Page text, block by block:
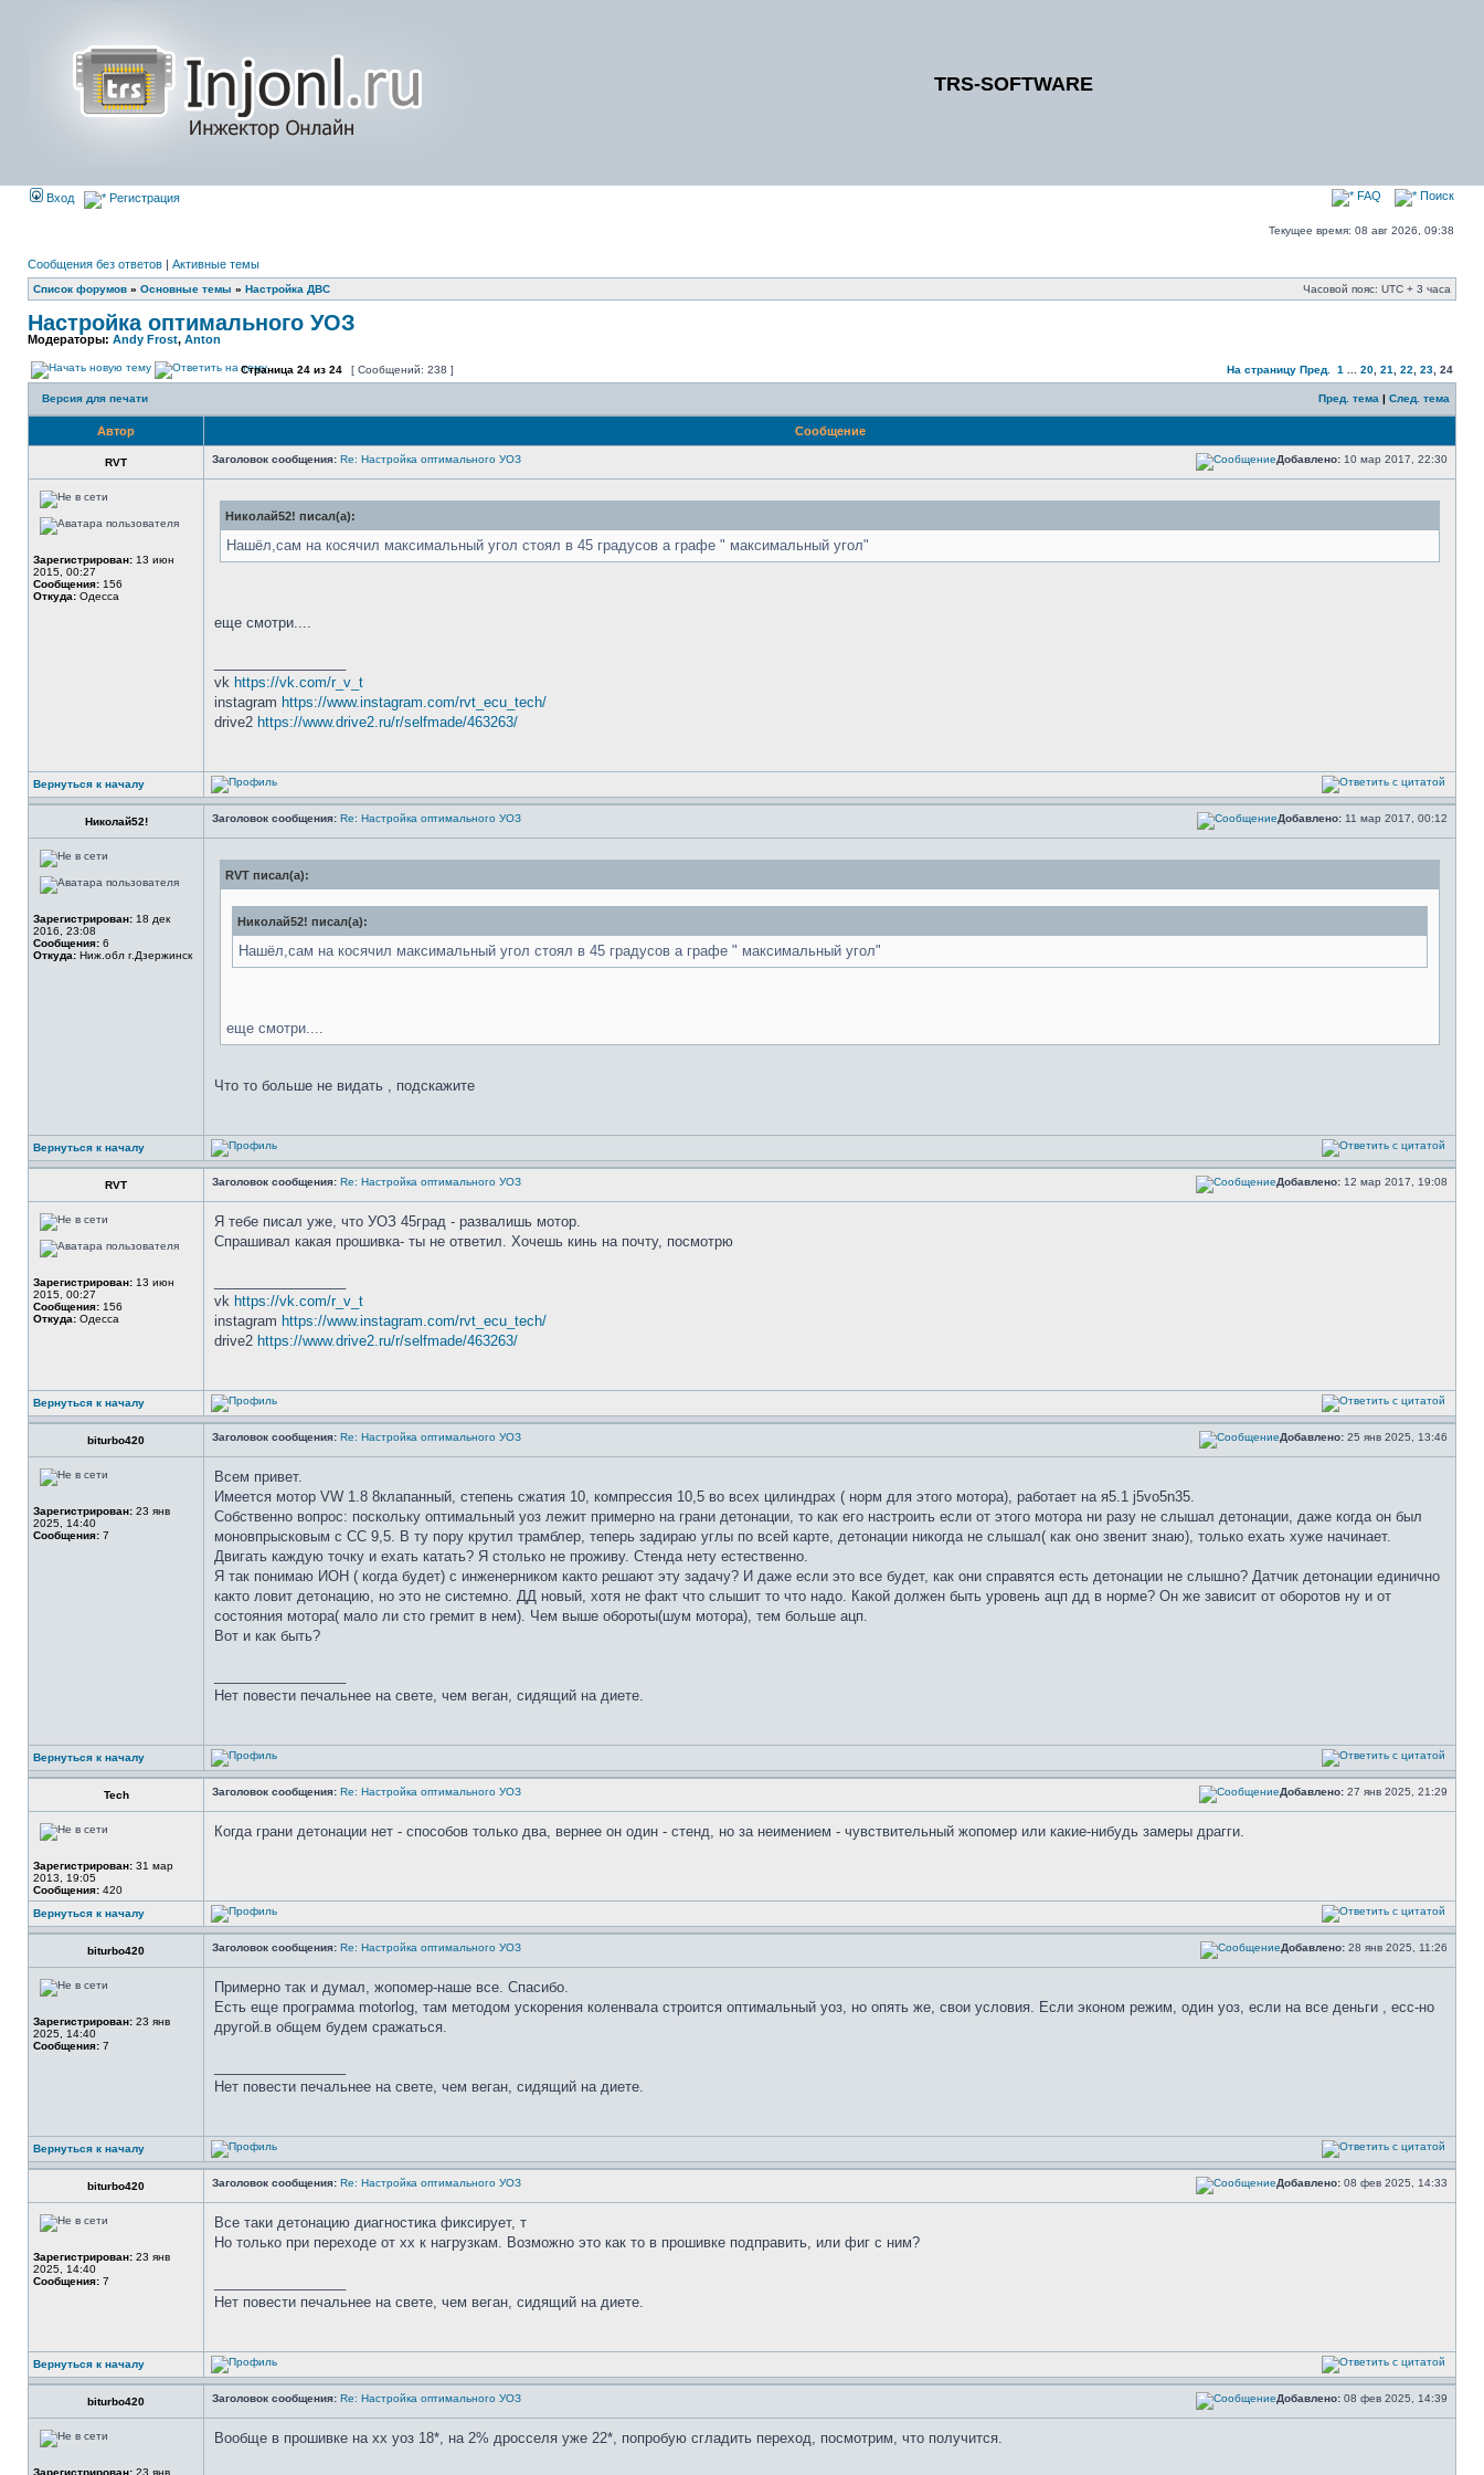
TRS-SOFTWARE
Вход Регистрация FAQ Поиск
Текущее время: 08 авг 2026, 09:38
Сообщения без ответов | Активные темы
Список форумов » Основные темы » Настройка ДВС Часовой пояс: UTC + 3 часа
Настройка оптимального УОЗ
Модераторы: Andy Frost, Anton
Страница 24 из 24 [ Сообщений: 238 ] На страницу Пред. 1 20 21 22 23 24
Версия для печати Пред. тема | След. тема
Автор Сообщение
RVT Заголовок сообщения: Re: Настройка оптимального УОЗ Добавлено: 10 мар 2017, 22:30
Зарегистрирован: 13 июн
2015, 00:27
Сообщения: 156
Откуда: Одесса
Николай52! писал(а):
Нашёл,сам на косячил максимальный угол стоял в 45 градусов а графе " максимальный угол"
еще смотри....
vk https://vk.com/r_v_t
instagram https://www.instagram.com/rvt_ecu_tech/
drive2 https://www.drive2.ru/r/selfmade/463263/
Вернуться к началу
Николай52! Заголовок сообщения: Re: Настройка оптимального УОЗ Добавлено: 11 мар 2017, 00:12
Зарегистрирован: 18 дек
2016, 23:08
Сообщения: 6
Откуда: Ниж.обл г.Дзержинск
RVT писал(а):
Николай52! писал(а):
Нашёл,сам на косячил максимальный угол стоял в 45 градусов а графе " максимальный угол"
еще смотри....
Что то больше не видать , подскажите
Вернуться к началу
RVT Заголовок сообщения: Re: Настройка оптимального УОЗ Добавлено: 12 мар 2017, 19:08
Зарегистрирован: 13 июн
2015, 00:27
Сообщения: 156
Откуда: Одесса
Я тебе писал уже, что УОЗ 45град - развалишь мотор.
Спрашивал какая прошивка- ты не ответил. Хочешь кинь на почту, посмотрю
vk https://vk.com/r_v_t
instagram https://www.instagram.com/rvt_ecu_tech/
drive2 https://www.drive2.ru/r/selfmade/463263/
Вернуться к началу
biturbo420 Заголовок сообщения: Re: Настройка оптимального УОЗ Добавлено: 25 янв 2025, 13:46
Зарегистрирован: 23 янв
2025, 14:40
Сообщения: 7
Всем привет.
Имеется мотор VW 1.8 8клапанный, степень сжатия 10, компрессия 10,5 во всех цилиндрах ( норм для этого мотора), работает на я5.1 j5vo5n35.
Собственно вопрос: поскольку оптимальный уоз лежит примерно на грани детонации, то как его настроить если от этого мотора ни разу не слышал детонации, даже когда он был
моновпрысковым с СС 9,5. В ту пору крутил трамблер, теперь задираю углы по всей карте, детонации никогда не слышал( как оно звенит знаю), только ехать хуже начинает.
Двигать каждую точку и ехать катать? Я столько не проживу. Стенда нету естественно.
Я так понимаю ИОН ( когда будет) с инженерником както решают эту задачу? И даже если это все будет, как они справятся есть детонации не слышно? Датчик детонации единично
както ловит детонацию, но это не системно. ДД новый, хотя не факт что слышит то что надо. Какой должен быть уровень ацп дд в норме? Он же зависит от оборотов ну и от
состояния мотора( мало ли сто гремит в нем). Чем выше обороты(шум мотора), тем больше ацп.
Вот и как быть?
Нет повести печальнее на свете, чем веган, сидящий на диете.
Вернуться к началу
Tech Заголовок сообщения: Re: Настройка оптимального УОЗ Добавлено: 27 янв 2025, 21:29
Зарегистрирован: 31 мар
2013, 19:05
Сообщения: 420
Когда грани детонации нет - способов только два, вернее он один - стенд, но за неимением - чувствительный жопомер или какие-нибудь замеры драгги.
Вернуться к началу
biturbo420 Заголовок сообщения: Re: Настройка оптимального УОЗ Добавлено: 28 янв 2025, 11:26
Зарегистрирован: 23 янв
2025, 14:40
Сообщения: 7
Примерно так и думал, жопомер-наше все. Спасибо.
Есть еще программа motorlog, там методом ускорения коленвала строится оптимальный уоз, но опять же, свои условия. Если эконом режим, один уоз, если на все деньги , есс-но
другой.в общем будем сражаться.
Нет повести печальнее на свете, чем веган, сидящий на диете.
Вернуться к началу
biturbo420 Заголовок сообщения: Re: Настройка оптимального УОЗ Добавлено: 08 фев 2025, 14:33
Зарегистрирован: 23 янв
2025, 14:40
Сообщения: 7
Все таки детонацию диагностика фиксирует, т
Но только при переходе от хх к нагрузкам. Возможно это как то в прошивке подправить, или фиг с ним?
Нет повести печальнее на свете, чем веган, сидящий на диете.
Вернуться к началу
biturbo420 Заголовок сообщения: Re: Настройка оптимального УОЗ Добавлено: 08 фев 2025, 14:39
Зарегистрирован: 23 янв
Вообще в прошивке на хх уоз 18*, на 2% дросселя уже 22*, попробую сгладить переход, посмотрим, что получится.